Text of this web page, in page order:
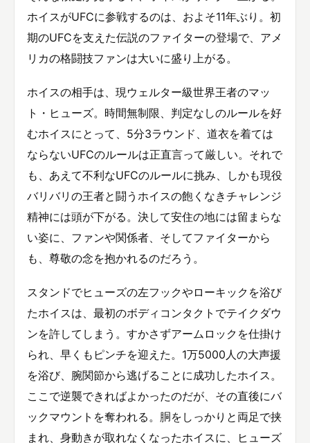
ホイスがUFCに参戦するのは、およそ11年ぶり。初
期のUFCを支えた伝説のファイターの登場で、アメ
リカの格闘技ファンは大いに盛り上がる。
ホイスの相手は、現ウェルター級世界王者のマッ
ト・ヒューズ。時間無制限、判定なしのルールを好
むホイスにとって、5分3ラウンド、道衣を着ては
ならないUFCのルールは正直言って厳しい。それで
も、あえて不利なUFCのルールに挑み、しかも現役
バリバリの王者と闘うホイスの飽くなきチャレンジ
精神には頭が下がる。決して安住の地には留まらな
い姿に、ファンや関係者、そしてファイターから
も、尊敬の念を抱かれるのだろう。
スタンドでヒューズの左フックやローキックを浴び
たホイスは、最初のボディコンタクトでテイクダウ
ンを許してしまう。すかさずアームロックを仕掛け
られ、早くもピンチを迎えた。1万5000人の大声援
を浴び、腕関節から逃げることに成功したホイス。
ここで逆襲できればよかったのだが、その直後にバ
ックマウントを奪われる。胴をしっかりと両足で挟
まれ、身動きが取れなくなったホイスに、ヒューズ